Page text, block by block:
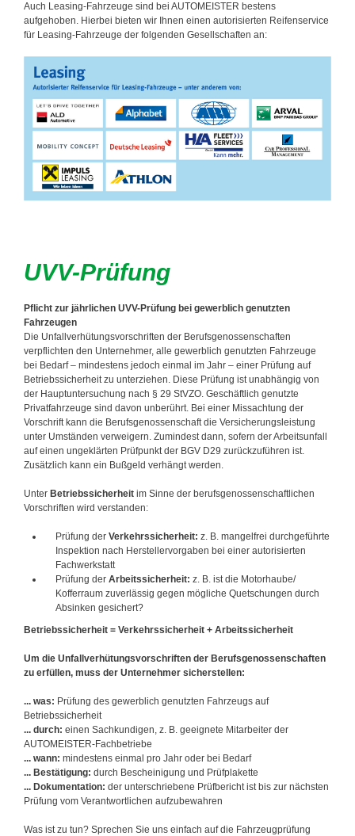
Auch Leasing-Fahrzeuge sind bei AUTOMEISTER bestens
aufgehoben. Hierbei bieten wir Ihnen einen autorisierten Reifenservice
für Leasing-Fahrzeuge der folgenden Gesellschaften an:
UVV-Prüfung
Pflicht zur jährlichen UVV-Prüfung bei gewerblich genutzten
Fahrzeugen
Die Unfallverhütungsvorschriften der Berufsgenossenschaften
verpflichten den Unternehmer, alle gewerblich genutzten Fahrzeuge
bei Bedarf – mindestens jedoch einmal im Jahr – einer Prüfung auf
Betriebssicherheit zu unterziehen. Diese Prüfung ist unabhängig von
der Hauptuntersuchung nach § 29 StVZO. Geschäftlich genutzte
Privatfahrzeuge sind davon unberührt. Bei einer Missachtung der
Vorschrift kann die Berufsgenossenschaft die Versicherungsleistung
unter Umständen verweigern. Zumindest dann, sofern der Arbeitsunfall
auf einen ungeklärten Prüfpunkt der BGV D29 zurückzuführen ist.
Zusätzlich kann ein Bußgeld verhängt werden.
Unter Betriebssicherheit im Sinne der berufsgenossenschaftlichen
Vorschriften wird verstanden:
Prüfung der Verkehrssicherheit: z. B. mangelfrei durchgeführte
Inspektion nach Herstellervorgaben bei einer autorisierten
Fachwerkstatt
Prüfung der Arbeitssicherheit: z. B. ist die Motorhaube/
Kofferraum zuverlässig gegen mögliche Quetschungen durch
Absinken gesichert?
Betriebssicherheit = Verkehrssicherheit + Arbeitssicherheit
Um die Unfallverhütungsvorschriften der Berufsgenossenschaften
zu erfüllen, muss der Unternehmer sicherstellen:
... was: Prüfung des gewerblich genutzten Fahrzeugs auf
Betriebssicherheit
... durch: einen Sachkundigen, z. B. geeignete Mitarbeiter der
AUTOMEISTER-Fachbetriebe
... wann: mindestens einmal pro Jahr oder bei Bedarf
... Bestätigung: durch Bescheinigung und Prüfplakette
... Dokumentation: der unterschriebene Prüfbericht ist bis zur nächsten
Prüfung vom Verantwortlichen aufzubewahren
Was ist zu tun? Sprechen Sie uns einfach auf die Fahrzeugprüfung